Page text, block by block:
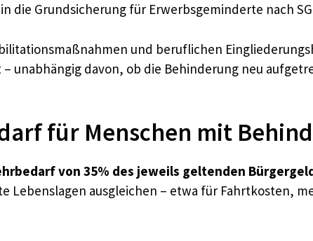
Grundsicherung für Erwerbsgeminderte nach
und beruflichen
unabhängig davon, ob die Behinderung neu
für Menschen mit
von 35% des jeweils geltenden
ausgleichen – etwa für Fahrtkosten,